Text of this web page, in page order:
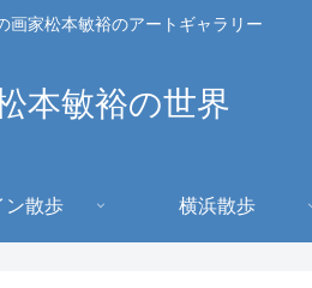
画家松本敏裕のアートギャラリー
本敏裕の世界
ン散歩 横浜散歩